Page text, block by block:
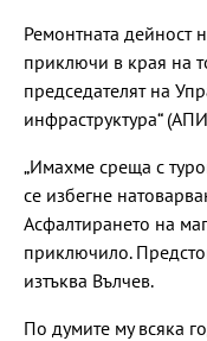
Ремонтната дейност
приключи в края на
председателят на
инфраструктура“
„Имахме среща с
се избегне
Асфалтирането на
приключило.
изтъква Вълчев.
По думите му всяка